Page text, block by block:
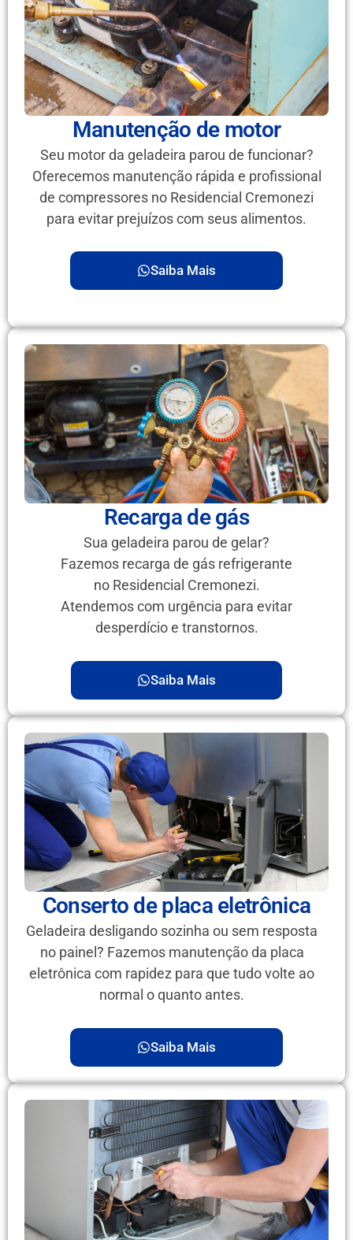
Manutenção de motor
Seu motor da geladeira parou de funcionar?
Oferecemos manutenção rápida e profissional
de compressores no Residencial Cremonezi
para evitar prejuízos com seus alimentos.
Saiba Mais
Recarga de gás
Sua geladeira parou de gelar?
Fazemos recarga de gás refrigerante
no Residencial Cremonezi.
Atendemos com urgência para evitar
desperdício e transtornos.
Saiba Mais
Conserto de placa eletrônica
Geladeira desligando sozinha ou sem resposta
no painel? Fazemos manutenção da placa
eletrônica com rapidez para que tudo volte ao
normal o quanto antes.
Saiba Mais